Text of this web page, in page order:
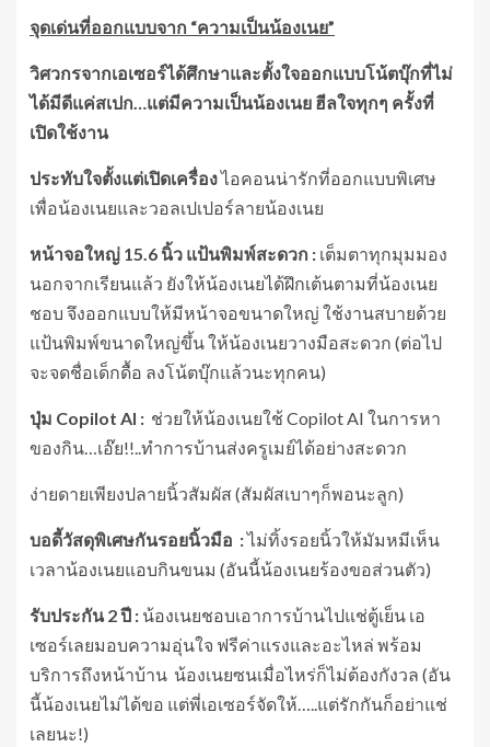
จุดเด่นที่ออกแบบจาก “ความเป็นน้องเนย”
วิศวกรจากเอเซอร์ได้ศึกษาและตั้งใจออกแบบโน้ตบุ๊กที่ไม่
ได้มีดีแค่สเปก…แต่มีความเป็นน้องเนย ฮีลใจทุกๆ ครั้งที่
เปิดใช้งาน
ประทับใจตั้งแต่เปิดเครื่องไอคอนน่ารักที่ออกแบบพิเศษ
เพื่อน้องเนยและวอลเปเปอร์ลายน้องเนย
หน้าจอใหญ่ 15.6 นิ้ว แป้นพิมพ์สะดวก : เต็มตาทุกมุมมอง
นอกจากเรียนแล้ว ยังให้น้องเนยได้ฝึกเต้นตามที่น้องเนย
ชอบ จึงออกแบบให้มีหน้าจอขนาดใหญ่ ใช้งานสบายด้วย
แป้นพิมพ์ขนาดใหญ่ขึ้น ให้น้องเนยวางมือสะดวก (ต่อไป
จะจดชื่อเด็กดื้อ ลงโน้ตบุ๊กแล้วนะทุกคน)
ปุ่ม Copilot AI : ช่วยให้น้องเนยใช้ Copilot AI ในการหา
ของกิน…เอ๊ย!!..ทำการบ้านส่งครูเมย์ได้อย่างสะดวก
ง่ายดายเพียงปลายนิ้วสัมผัส (สัมผัสเบาๆก็พอนะลูก)
บอดี้วัสดุพิเศษกันรอยนิ้วมือ :ไม่ทิ้งรอยนิ้วให้มัมหมีเห็น
เวลาน้องเนยแอบกินขนม (อันนี้น้องเนยร้องขอส่วนตัว)
รับประกัน 2ปี : น้องเนยชอบเอาการบ้านไปแช่ตู้เย็น เอ
เซอร์เลยมอบความอุ่นใจ ฟรีค่าแรงและอะไหล่ พร้อม
บริการถึงหน้าบ้าน น้องเนยซนเมื่อไหร่ก็ไม่ต้องกังวล (อัน
นี้น้องเนยไม่ได้ขอ แต่พี่เอเซอร์จัดให้…..แต่รักกันก็อย่าแช่
เลยนะ!)